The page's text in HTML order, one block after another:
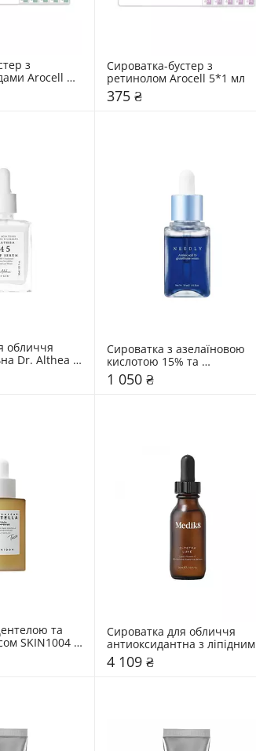
з
Arocell
Сироватка-бустер з
ретинолом Arocell 5*1 мл
375 ₴
обличчя
Dr. Althea
Сироватка з азелаїновою
кислотою 15% та
глутатіоном Needly 30 мл
1 050 ₴
та
SKIN1004
Сироватка для обличчя
антиоксидантна з ліпідним
вітаміном С Medik8 30 мл
4 109 ₴